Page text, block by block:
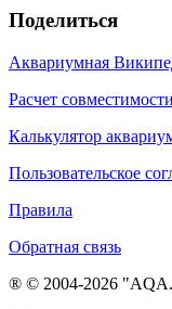
Поделиться
Аквариумная
Расчет
Калькулятор
Пользовательское
Правила
Обратная связь
® © 2004-2026